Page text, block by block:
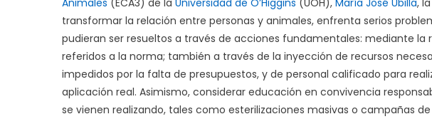
transformar la relación entre personas y animales, enfrenta serios
pudieran ser resueltos a través de acciones fundamentales: mediante
referidos a la norma; también a través de la inyección de recursos
impedidos por la falta de presupuestos, y de personal calificado para
aplicación real. Asimismo, considerar educación en convivencia
se vienen realizando, tales como esterilizaciones masivas o campañas